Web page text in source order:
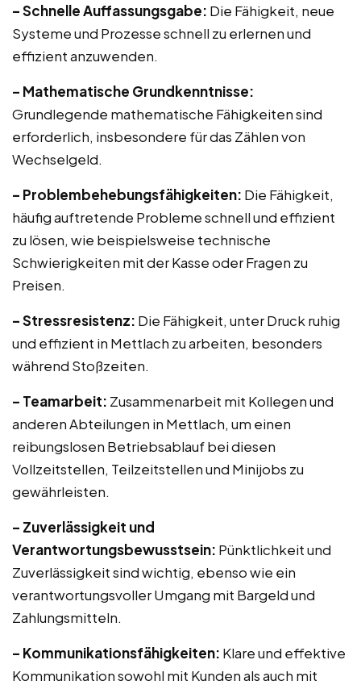
– Schnelle Auffassungsgabe: Die Fähigkeit, neue
Systeme und Prozesse schnell zu erlernen und
effizient anzuwenden.
– Mathematische Grundkenntnisse:
Grundlegende mathematische Fähigkeiten sind
erforderlich, insbesondere für das Zählen von
Wechselgeld.
– Problembehebungsfähigkeiten: Die Fähigkeit,
häufig auftretende Probleme schnell und effizient
zu lösen, wie beispielsweise technische
Schwierigkeiten mit der Kasse oder Fragen zu
Preisen.
– Stressresistenz: Die Fähigkeit, unter Druck ruhig
und effizient in Mettlach zu arbeiten, besonders
während Stoßzeiten.
– Teamarbeit: Zusammenarbeit mit Kollegen und
anderen Abteilungen in Mettlach, um einen
reibungslosen Betriebsablauf bei diesen
Vollzeitstellen, Teilzeitstellen und Minijobs zu
gewährleisten.
– Zuverlässigkeit und
Verantwortungsbewusstsein: Pünktlichkeit und
Zuverlässigkeit sind wichtig, ebenso wie ein
verantwortungsvoller Umgang mit Bargeld und
Zahlungsmitteln.
– Kommunikationsfähigkeiten: Klare und effektive
Kommunikation sowohl mit Kunden als auch mit